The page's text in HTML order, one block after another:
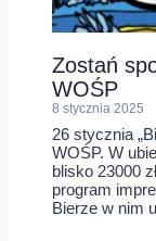
Zostań
WOŚP
8 stycznia 2025
26 stycznia
WOŚP. W
blisko 23000
program
Bierze w nim